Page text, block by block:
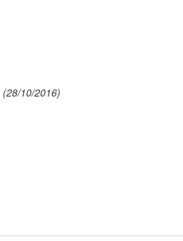
(28/10/2016)